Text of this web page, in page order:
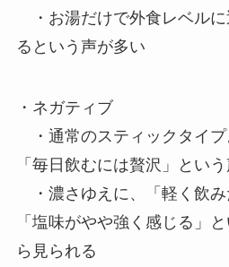
・お湯だけで外食レベル
るという声が多い
・ネガティブ
・通常のスティックタイプ
「毎日飲むには贅沢」とい
・濃さゆえに、「軽く飲み
「塩味がやや強く感じる」
ら見られる